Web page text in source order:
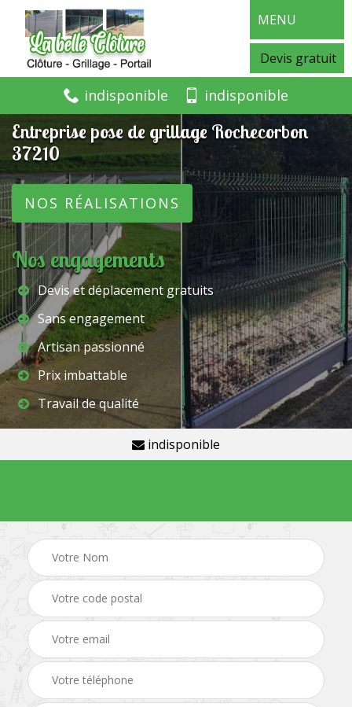
MENU
Devis gratuit
indisponible indisponible
Entreprise pose de grillage Rochecorbon
37210
NOS RÉALISATIONS
Nos engagements
Devis et déplacement gratuits
Sans engagement
Artisan passionné
Prix imbattable
Travail de qualité
indisponible